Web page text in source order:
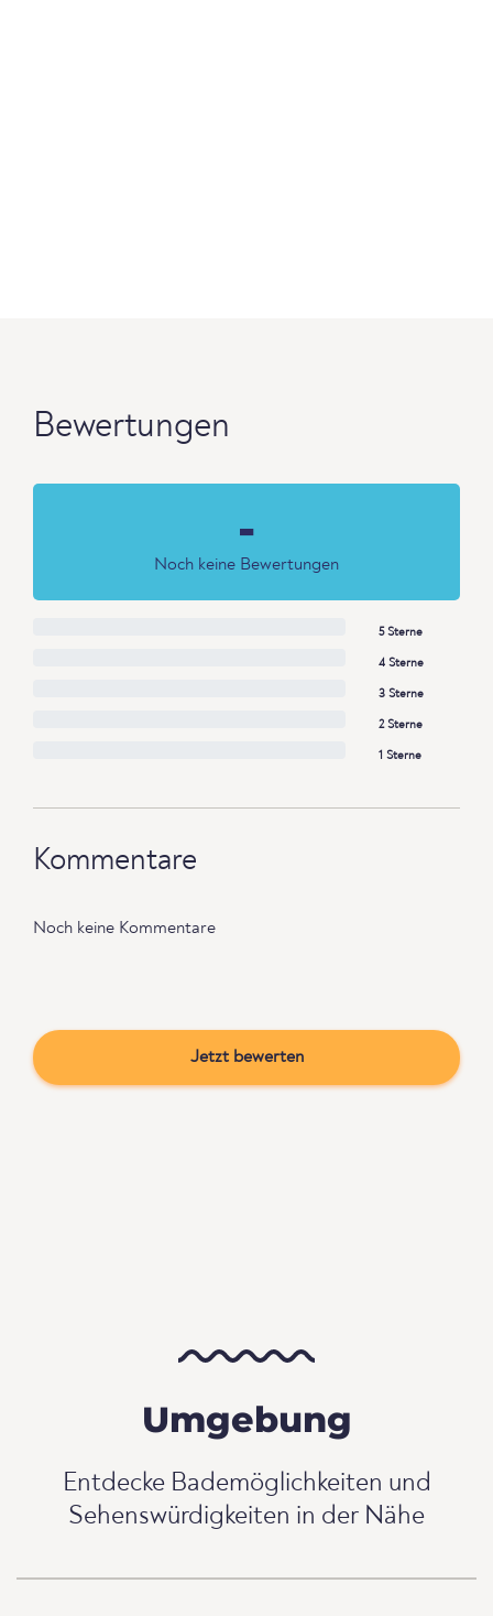
Bewertungen
-
Noch keine Bewertungen
5 Sterne
4 Sterne
3 Sterne
2 Sterne
1 Sterne
Kommentare
Noch keine Kommentare
Jetzt bewerten
Umgebung
Entdecke Bademöglichkeiten und
Sehenswürdigkeiten in der Nähe